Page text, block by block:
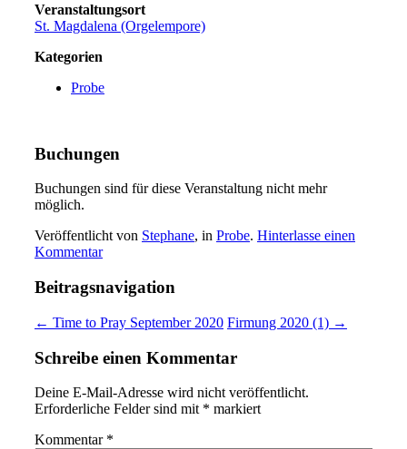
Veranstaltungsort
St. Magdalena (Orgelempore)
Kategorien
Probe
Buchungen
Buchungen sind für diese Veranstaltung nicht mehr
möglich.
Veröffentlicht von Stephane, in Probe. Hinterlasse einen
Kommentar
Beitragsnavigation
← Time to Pray September 2020 Firmung 2020 (1) →
Schreibe einen Kommentar
Deine E-Mail-Adresse wird nicht veröffentlicht.
Erforderliche Felder sind mit * markiert
Kommentar *